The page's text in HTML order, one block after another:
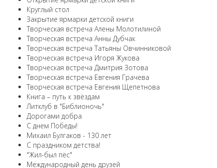
Круглый стол
Закрытие ярмарки детской книги
Творческая встреча Алены Молотилиной
Творческая встреча Анны Дубчак
Творческая встреча Татьяны Овчинниковой
Творческая встреча Игоря Жукова
Творческая встреча Дмитрия Зотова
Творческая встреча Евгения Грачева
Творческая встреча Евгения Щепетнова
Книга – путь к звёздам
Литклуб в "Библионочь"
Дорогами добра
С днем Победы!
Михаил Булгаков - 130 лет
С праздником детства!
"Жил-был пёс"
Международный день друзей